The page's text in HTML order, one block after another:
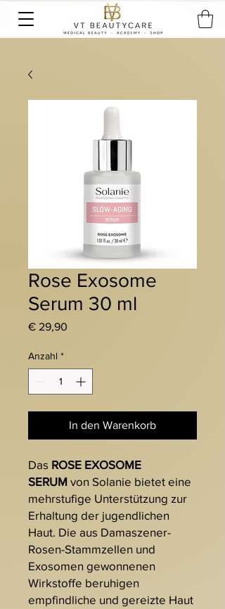
Rose Exosome
Serum 30 ml
€ 29,90
Anzahl *
In den Warenkorb
Das ROSE EXOSOME
SERUM von Solanie bietet eine
mehrstufige Unterstützung zur
Erhaltung der jugendlichen
Haut. Die aus Damaszener-
Rosen-Stammzellen und
Exosomen gewonnenen
Wirkstoffe beruhigen
empfindliche und gereizte Haut